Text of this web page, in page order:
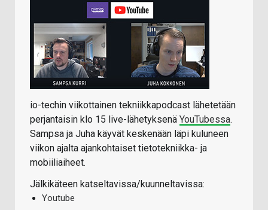
io-techin viikottainen tekniikkapodcast lähetetään
perjantaisin klo 15 live-lähetyksenä YouTubessa.
Sampsa ja Juha käyvät keskenään läpi kuluneen
viikon ajalta ajankohtaiset tietotekniikka- ja
mobiiliaiheet.
Jälkikäteen katseltavissa/kuunneltavissa:
Youtube